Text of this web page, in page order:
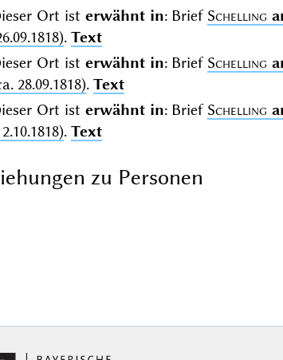
Ort ist erwähnt in: Brief Schelling
. Text
Ort ist erwähnt in: Brief Schelling
28.09.1818). Text
Ort ist erwähnt in: Brief Schelling
. Text
zu Personen